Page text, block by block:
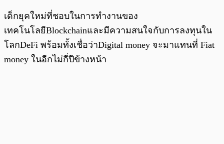
เด็กยุคใหม่ที่ชอบในการทำงานของ
เทคโนโลยีBlockchainและมีความสนใจกับการลงทุนใน
โลกDeFi พร้อมทั้งเชื่อว่าDigital money จะมาแทนที่ Fiat
money ในอีกไม่กี่ปีข้างหน้า